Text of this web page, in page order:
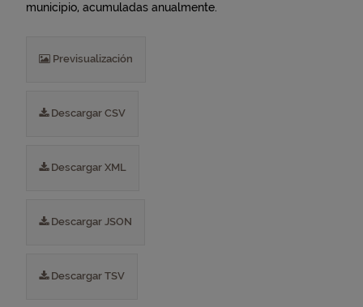
municipio, acumuladas anualmente.
Previsualización
Descargar CSV
Descargar XML
Descargar JSON
Descargar TSV